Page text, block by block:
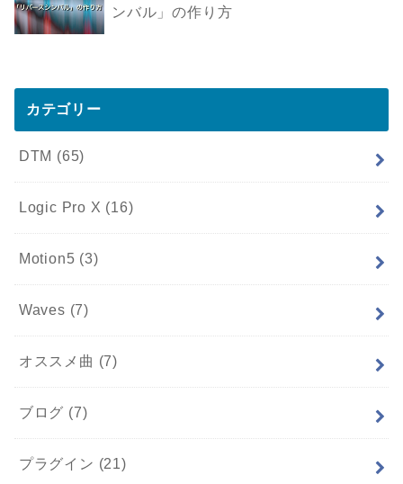
ンバル」の作り方
カテゴリー
DTM (65)
Logic Pro X (16)
Motion5 (3)
Waves (7)
オススメ曲 (7)
ブログ (7)
プラグイン (21)